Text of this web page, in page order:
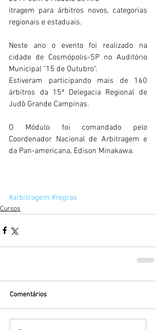
itragem para árbitros novos, categorias
regionais e estaduais.
Neste ano o evento foi realizado na
cidade de Cosmópolis-SP no Auditório
Municipal "15 de Outubro".
Estiveram participando mais de 160
árbitros da 15ª Delegacia Regional de
Judô Grande Campinas.
O Módulo foi comandado pelo
Coordenador Nacional de Arbitragem e
da Pan-americana, Edison Minakawa.
#arbitragem #regras
Cursos
Comentários